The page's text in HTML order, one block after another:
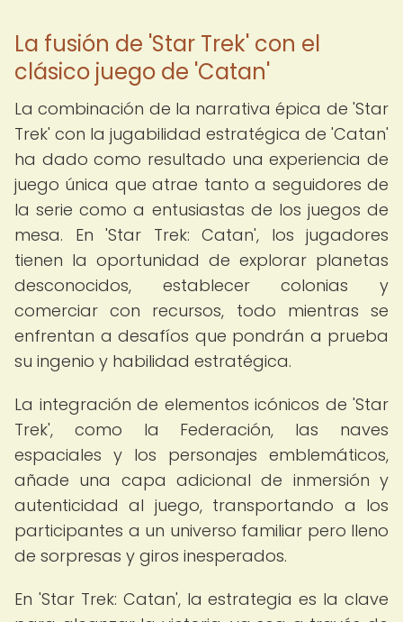
La fusión de 'Star Trek' con el
clásico juego de 'Catan'
La combinación de la narrativa épica de 'Star
Trek' con la jugabilidad estratégica de 'Catan'
ha dado como resultado una experiencia de
juego única que atrae tanto a seguidores de
la serie como a entusiastas de los juegos de
mesa. En 'Star Trek: Catan', los jugadores
tienen la oportunidad de explorar planetas
desconocidos, establecer colonias y
comerciar con recursos, todo mientras se
enfrentan a desafíos que pondrán a prueba
su ingenio y habilidad estratégica.
La integración de elementos icónicos de 'Star
Trek', como la Federación, las naves
espaciales y los personajes emblemáticos,
añade una capa adicional de inmersión y
autenticidad al juego, transportando a los
participantes a un universo familiar pero lleno
de sorpresas y giros inesperados.
En 'Star Trek: Catan', la estrategia es la clave